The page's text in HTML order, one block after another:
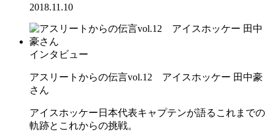
2018.11.10
インタビュー
アスリートからの伝言vol.12 アイスホッケー 田中豪
さん
アイスホッケー日本代表キャプテンが語るこれまでの
軌跡とこれからの挑戦。